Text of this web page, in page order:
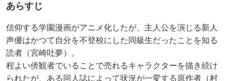
あらすじ
信仰する学園漫画がアニメ化したが、主人公を演じる新人
声優はかつて自分を不登校にした同級生だったことを知る
読者（宮崎吐夢）。
程よい傍観者でいることで売れるキャラクターを描き続け
られたが、ある同人誌によって状況が一変する原作者（村